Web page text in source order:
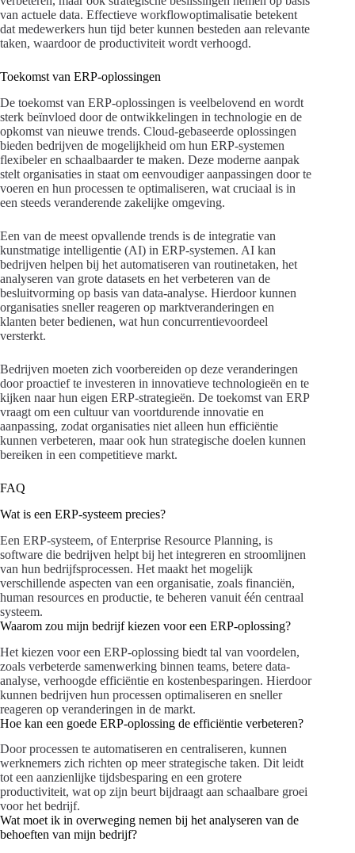
van actuele data. Effectieve workflowoptimalisatie betekent
dat medewerkers hun tijd beter kunnen besteden aan relevante
taken, waardoor de productiviteit wordt verhoogd.
Toekomst van ERP-oplossingen
De toekomst van ERP-oplossingen is veelbelovend en wordt
sterk beïnvloed door de ontwikkelingen in technologie en de
opkomst van nieuwe trends. Cloud-gebaseerde oplossingen
bieden bedrijven de mogelijkheid om hun ERP-systemen
flexibeler en schaalbaarder te maken. Deze moderne aanpak
stelt organisaties in staat om eenvoudiger aanpassingen door te
voeren en hun processen te optimaliseren, wat cruciaal is in
een steeds veranderende zakelijke omgeving.
Een van de meest opvallende trends is de integratie van
kunstmatige intelligentie (AI) in ERP-systemen. AI kan
bedrijven helpen bij het automatiseren van routinetaken, het
analyseren van grote datasets en het verbeteren van de
besluitvorming op basis van data-analyse. Hierdoor kunnen
organisaties sneller reageren op marktveranderingen en
klanten beter bedienen, wat hun concurrentievoordeel
versterkt.
Bedrijven moeten zich voorbereiden op deze veranderingen
door proactief te investeren in innovatieve technologieën en te
kijken naar hun eigen ERP-strategieën. De toekomst van ERP
vraagt om een cultuur van voortdurende innovatie en
aanpassing, zodat organisaties niet alleen hun efficiëntie
kunnen verbeteren, maar ook hun strategische doelen kunnen
bereiken in een competitieve markt.
FAQ
Wat is een ERP-systeem precies?
Een ERP-systeem, of Enterprise Resource Planning, is
software die bedrijven helpt bij het integreren en stroomlijnen
van hun bedrijfsprocessen. Het maakt het mogelijk
verschillende aspecten van een organisatie, zoals financiën,
human resources en productie, te beheren vanuit één centraal
systeem.
Waarom zou mijn bedrijf kiezen voor een ERP-oplossing?
Het kiezen voor een ERP-oplossing biedt tal van voordelen,
zoals verbeterde samenwerking binnen teams, betere data-
analyse, verhoogde efficiëntie en kostenbesparingen. Hierdoor
kunnen bedrijven hun processen optimaliseren en sneller
reageren op veranderingen in de markt.
Hoe kan een goede ERP-oplossing de efficiëntie verbeteren?
Door processen te automatiseren en centraliseren, kunnen
werknemers zich richten op meer strategische taken. Dit leidt
tot een aanzienlijke tijdsbesparing en een grotere
productiviteit, wat op zijn beurt bijdraagt aan schaalbare groei
voor het bedrijf.
Wat moet ik in overweging nemen bij het analyseren van de
behoeften van mijn bedrijf?